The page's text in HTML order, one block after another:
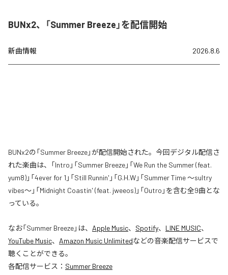
BUNx2、「Summer Breeze」を配信開始
新曲情報 2026.8.6
BUNx2の「Summer Breeze」が配信開始された。今回デジタル配信さ
れた楽曲は、「Intro」「Summer Breeze」「We Run the Summer (feat.
yum8)」「4ever for 1」「Still Runnin'」「G.H.W」「Summer Time 〜sultry
vibes〜」「Midnight Coastin' (feat. jweeos)」「Outro」を含む全9曲とな
っている。
なお「Summer Breeze」は、 Apple Music、 Spotify、 LINE MUSIC、
YouTube Music、 Amazon Music Unlimitedなどの音楽配信サービスで
聴くことができる。
各配信サービス： Summer Breeze